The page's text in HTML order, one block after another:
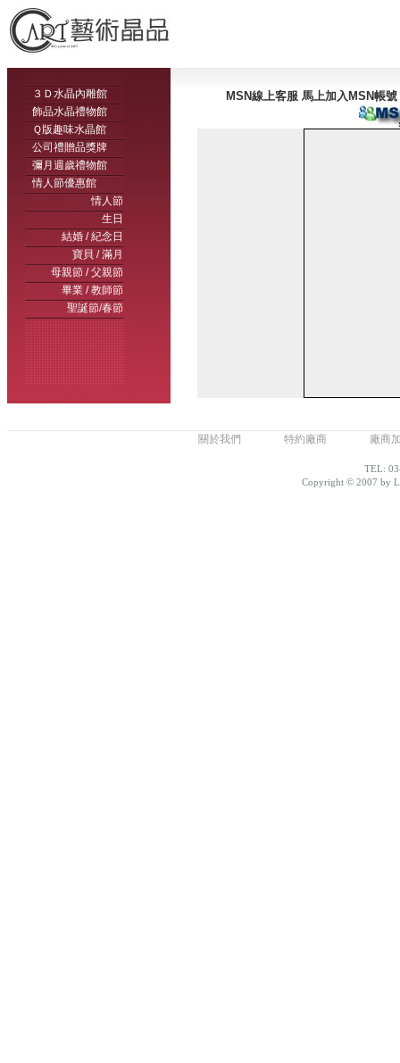
３Ｄ水晶內雕館
飾品水晶禮物館
Ｑ版趣味水晶館
公司禮贈品獎牌
彌月週歲禮物館
情人節優惠館
情人節
生日
結婚 / 紀念日
寶貝 / 滿月
母親節 / 父親節
畢業 / 教師節
聖誕節/春節
MSN線上客服 馬上加入MSN帳
關於我們 特約廠商 廠商
TEL:
Copyright © 2007 by